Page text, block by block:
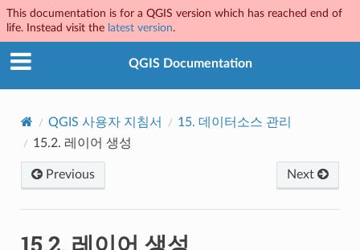
This documentation is for a QGIS version which has reached end of
life. Instead visit the latest version.
QGIS Documentation
QGIS 사용자 지침서 15. 데이터소스 관리
15.2. 레이어 생성
Previous Next
15.2. 레이어 생성